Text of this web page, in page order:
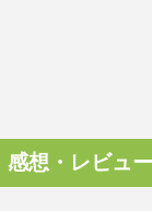
感想・レビュ